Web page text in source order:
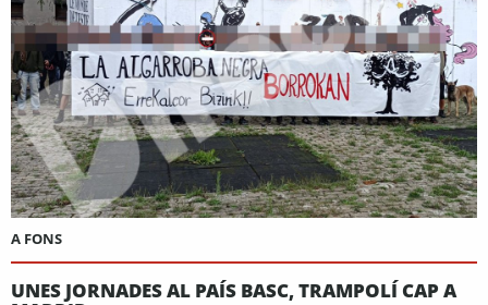
A FONS
UNES JORNADES AL PAÍS BASC, TRAMPOLÍ CAP A